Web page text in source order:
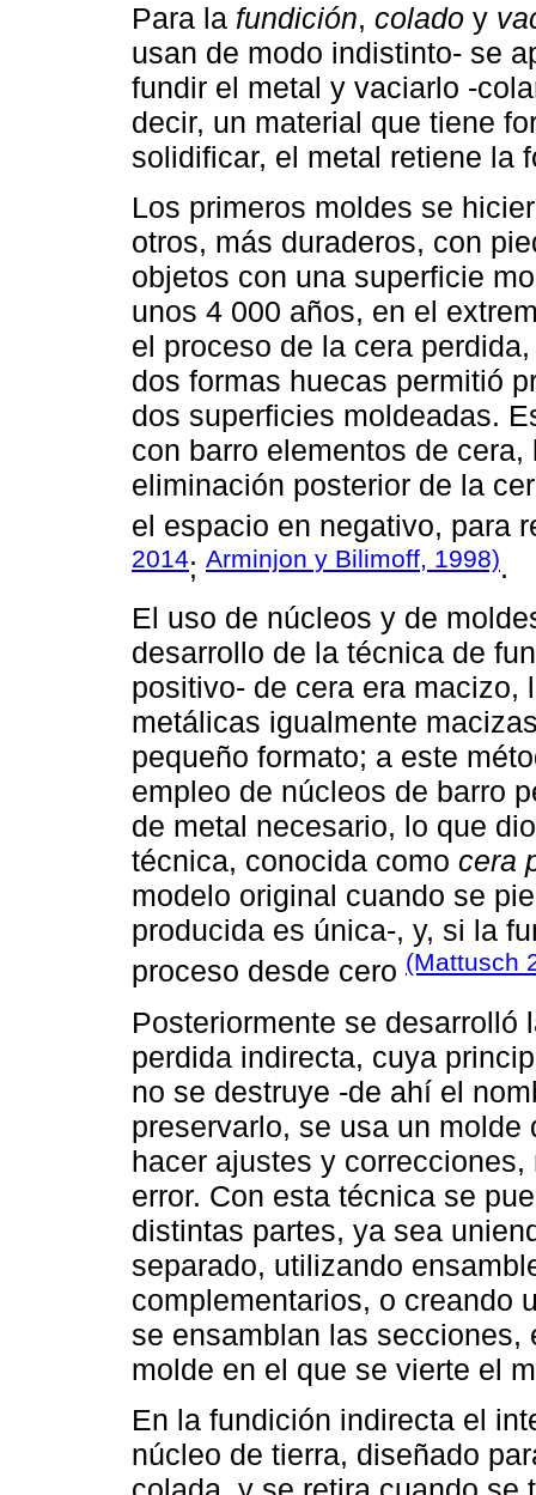
Para la fundición, colado y
usan de modo indistinto- se
fundir el metal y vaciarlo -
decir, un material que tiene
solidificar, el metal retiene la
Los primeros moldes se
otros, más duraderos, con
objetos con una superficie
unos 4 000 años, en el
el proceso de la cera
dos formas huecas permitió
dos superficies moldeadas.
con barro elementos de
eliminación posterior de la
el espacio en negativo, para
2014; Arminjon y Bilimoff, 1998).
El uso de núcleos y de
desarrollo de la técnica de
positivo- de cera era macizo,
metálicas igualmente
pequeño formato; a este
empleo de núcleos de barro
de metal necesario, lo que
técnica, conocida como cera
modelo original cuando se
producida es única-, y, si la
proceso desde cero (Mattusch
Posteriormente se desarrolló
perdida indirecta, cuya
no se destruye -de ahí el
preservarlo, se usa un
hacer ajustes y
error. Con esta técnica se
distintas partes, ya sea
separado, utilizando
complementarios, o creando
se ensamblan las secciones,
molde en el que se vierte el
En la fundición indirecta el
núcleo de tierra, diseñado